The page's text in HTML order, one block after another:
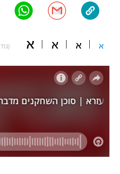
"מחצית בשכונה" –
משתתפים וזוכים בפרסים
תקנון משתתפים וזוכים בפרסים
תקנון עבור פעילות אלקטרה
טניס
תנאי שימוש
אופניים
ספורט מוטורי
כדורמים
ספורט אתגרי ואקסטרים
א א א א